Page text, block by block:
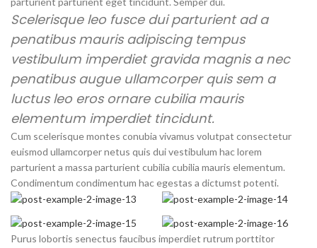
Scelerisque leo fusce dui parturient ad a
penatibus mauris adipiscing tempus
vestibulum imperdiet gravida magnis a nec
penatibus augue ullamcorper quis sem a
luctus leo eros ornare cubilia mauris
elementum imperdiet tincidunt.
Cum scelerisque montes conubia vivamus volutpat consectetur
euismod ullamcorper netus quis dui vestibulum hac lorem
parturient a massa parturient cubilia cubilia mauris elementum.
Condimentum condimentum hac egestas a dictumst potenti.
Purus lobortis senectus faucibus imperdiet rutrum porttitor